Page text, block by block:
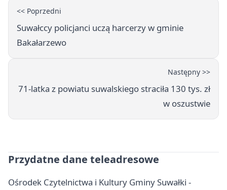
<< Poprzedni
Suwałccy policjanci uczą harcerzy w gminie
Bakałarzewo
Następny >>
71-latka z powiatu suwalskiego straciła 130 tys. zł
w oszustwie
Przydatne dane teleadresowe
Ośrodek Czytelnictwa i Kultury Gminy Suwałki -